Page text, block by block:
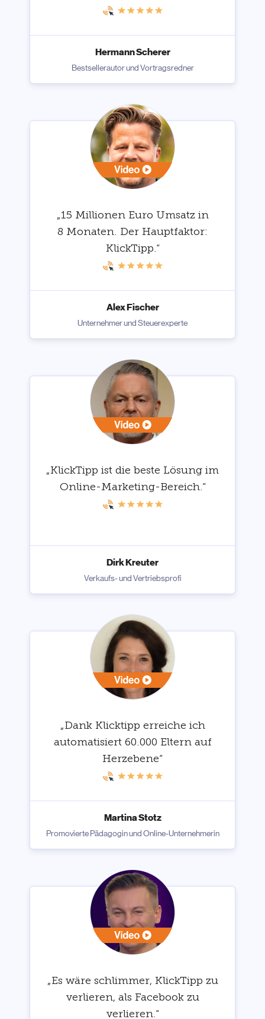
Hermann Scherer
Bestsellerautor und Vortragsredner
„15 Millionen Euro Umsatz in
8 Monaten. Der Hauptfaktor:
KlickTipp.“
Alex Fischer
Unternehmer und Steuerexperte
„KlickTipp ist die beste Lösung im
Online-Marketing-Bereich.“
Dirk Kreuter
Verkaufs- und Vertriebsprofi
„Dank Klicktipp erreiche ich
automatisiert 60.000 Eltern auf
Herzebene“
Martina Stotz
Promovierte Pädagogin und Online-Unternehmerin
„Es wäre schlimmer, KlickTipp zu
verlieren, als Facebook zu
verlieren.“